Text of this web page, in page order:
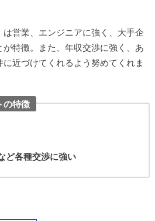
は営業、エンジニアに強く、大手企
特徴。また、年収交渉に強く、あ
近づけてくれるよう努めてくれま
の特徴
ど各種交渉に強い